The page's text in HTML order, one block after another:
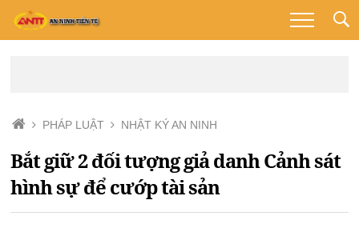
PHÁP LUẬT NHẬT KÝ AN NINH
Bắt giữ 2 đối tượng giả danh Cảnh sát
hình sự để cướp tài sản